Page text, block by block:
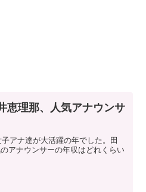
恵理那、人気アナウンサ
アナ達が大活躍の年でした。田
アナウンサーの年収はどれくらい